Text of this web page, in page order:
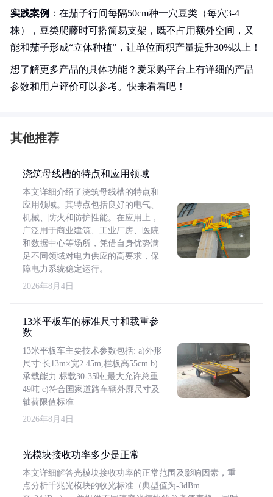
实践案例 ：在茄子行间每隔50cm种一穴豆类（每穴3-4
株），豆类爬藤时可搭简易支架，既不占用额外空间，又
能和茄子形成“立体种植”，让单位面积产量提升30%以上！
想了解更多产品的具体功能？爱采购平台上有详细的产品
参数和用户评价可以参考。快来看看吧！
其他推荐
浇筑母线槽的特点和应用领域
本文详细介绍了浇筑母线槽的特点和
应用领域。其特点包括良好的电气、
机械、防火和防护性能。在应用上，
广泛用于商业建筑、工业厂房、医院
和数据中心等场所，凭借自身优势满
足不同领域对电力供应的高要求，保
障电力系统稳定运行。
2026年8月4日
13米平板车的标准尺寸和载重参
数
13米平板车主要技术参数包括: a)外形
尺寸:长13m×宽2.45m,栏板高55cm b)
承载能力:标载30-35吨,最大允许总重
49吨 c)符合国家道路车辆外廓尺寸及
轴荷限值标准
2026年8月4日
光模块接收功率多少是正常
本文详细解答光模块接收功率的正常范围及影响因素，重
点分析千兆光模块的收光标准（典型值为-3dBm